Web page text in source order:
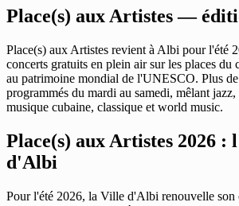
Place(s) aux Artistes —
Place(s) aux Artistes revient à Albi pour l'été
concerts gratuits en plein air sur les places du
au patrimoine mondial de l'UNESCO. Plus
programmés du mardi au samedi, mêlant jazz,
musique cubaine, classique et world music.
Place(s) aux Artistes 2026 :
d'Albi
Pour l'été 2026, la Ville d'Albi renouvelle son